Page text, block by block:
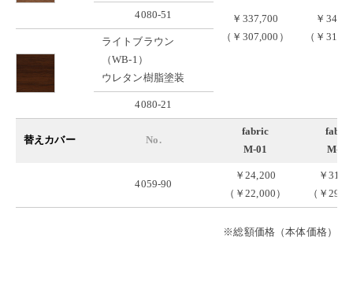
￥337,700
（￥307,000）
￥
（￥
4080-51
ライトブラウン
（WB-1）
ウレタン樹脂塗装
4080-21
替えカバー No.
fabric
M-01
fabric
M-02
4059-90
￥24,200
（￥22,000）
￥
（￥
※総額価格（本体価格）